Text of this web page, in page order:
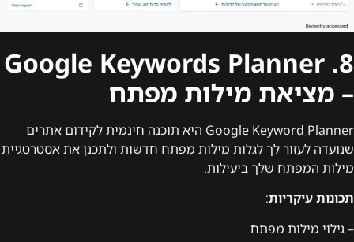
8. Google Keywords Planner
– מציאת מילות מפתח
Google Keyword Planner היא תוכנה חינמית לקידום אתרים
שנועדה לעזור לך לגלות מילות מפתח חדשות ולתכנן את אסטרטגיית
מילות המפתח שלך ביעילות.
תכונות עיקריות:
– גילוי מילות מפתח